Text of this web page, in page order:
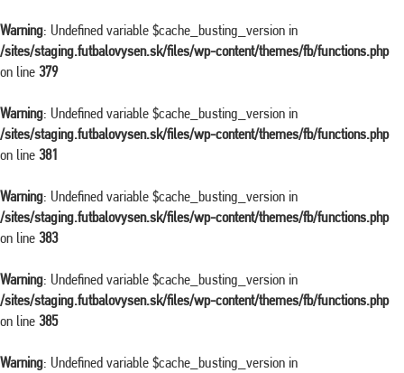
Warning: Undefined variable $cache_busting_version in
/sites/staging.futbalovysen.sk/files/wp-content/themes/fb/functions.php
on line 379
Warning: Undefined variable $cache_busting_version in
/sites/staging.futbalovysen.sk/files/wp-content/themes/fb/functions.php
on line 381
Warning: Undefined variable $cache_busting_version in
/sites/staging.futbalovysen.sk/files/wp-content/themes/fb/functions.php
on line 383
Warning: Undefined variable $cache_busting_version in
/sites/staging.futbalovysen.sk/files/wp-content/themes/fb/functions.php
on line 385
Warning: Undefined variable $cache_busting_version in